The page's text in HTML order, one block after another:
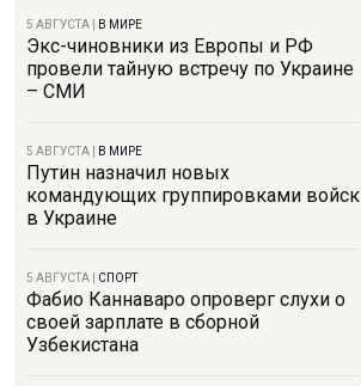
5 АВГУСТА В МИРЕ
Экс-чиновники из Европы и РФ
провели тайную встречу по Украине
– СМИ
5 АВГУСТА В МИРЕ
Путин назначил новых
командующих группировками войск
в Украине
5 АВГУСТА СПОРТ
Фабио Каннаваро опроверг слухи о
своей зарплате в сборной
Узбекистана